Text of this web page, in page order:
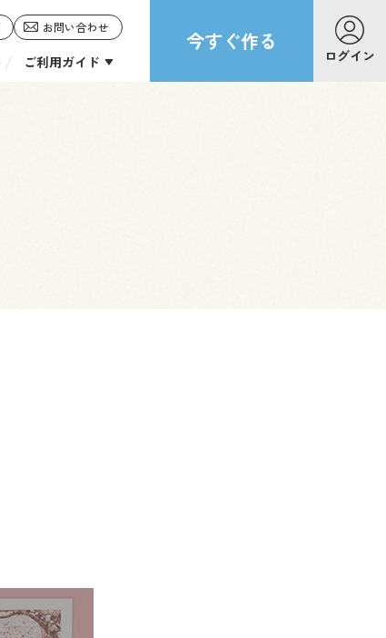
お問い合わせ
ご利用ガイド
今すぐ作る
ログイン